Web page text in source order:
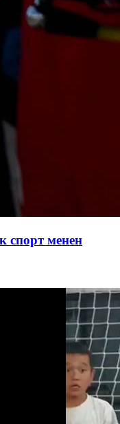
спорт менен